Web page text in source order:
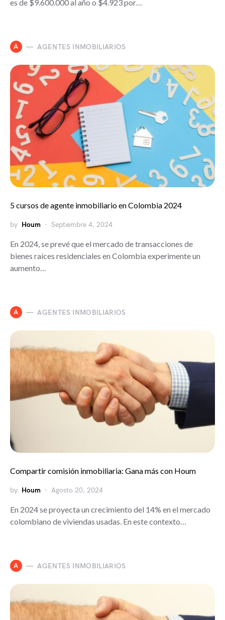
es de $9.600.000 al año o $4.923 por…
A AGENTES INMOBILIARIOS
5 cursos de agente inmobiliario en Colombia 2024
by Houm Septiembre 4, 2024
En 2024, se prevé que el mercado de transacciones de
bienes raíces residenciales en Colombia experimente un
aumento…
A AGENTES INMOBILIARIOS
Compartir comisión inmobiliaria: Gana más con Houm
by Houm Agosto 20, 2024
En 2024 se proyecta un crecimiento del 14% en el mercado
colombiano de viviendas usadas. En este contexto…
A AGENTES INMOBILIARIOS